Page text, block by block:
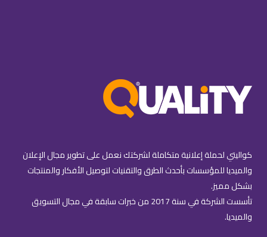
كواليتي لحملة إعلانية متكاملة لشركتك نعمل على تطوير مجال الإعلان
والميديا للمؤسسات بأحدث الطرق والتقنيات لتوصيل الأفكار والمنتجات
بشكل مميز.
تأسست الشركة في سنة 2017 من خبرات سابقة في مجال التسويق
والميديا.